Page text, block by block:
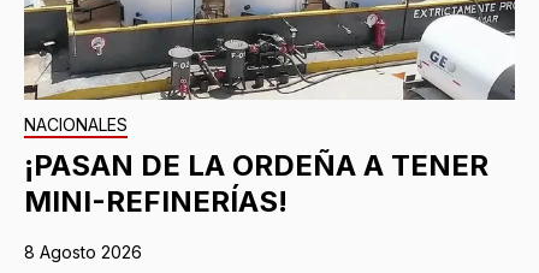
NACIONALES
¡PASAN DE LA ORDEÑA A TENER
MINI-REFINERÍAS!
8 Agosto 2026